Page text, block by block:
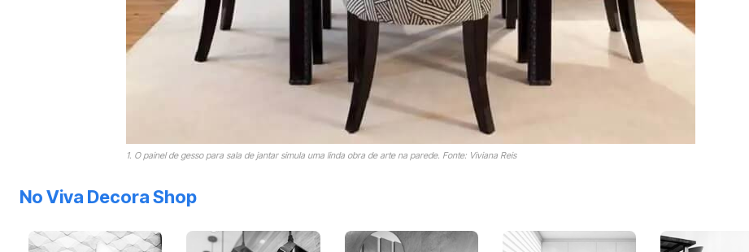
1. O painel de gesso para sala de jantar simula uma linda obra de arte na parede. Fonte: Viviana Reis
No Viva Decora Shop